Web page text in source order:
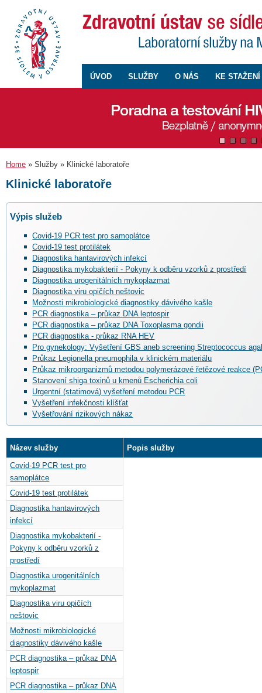
ÚVOD SLUŽBY O NÁS KE STAŽENÍ
Home » Služby » Klinické laboratoře
Klinické laboratoře
Výpis služeb
Covid-19 PCR test pro samoplátce
Covid-19 test protilátek
Diagnostika hantavirových infekcí
Diagnostika mykobakterií - Pokyny k odběru vzorků z prostředí
Diagnostika urogenitálních mykoplazmat
Diagnostika viru opičích neštovic
Možnosti mikrobiologické diagnostiky dávivého kašle
PCR diagnostika – průkaz DNA leptospir
PCR diagnostika – průkaz DNA Toxoplasma gondii
PCR diagnostika - průkaz RNA HEV
Pro gynekology: Vyšetření GBS aneb screening Streptococcus
Průkaz Legionella pneumophila v klinickém materiálu
Průkaz mikroorganizmů metodou polymerázové řetězové reakce
Stanovení shiga toxinů u kmenů Escherichia coli
Urgentní (statimová) vyšetření metodou PCR
Vyšetření infekčnosti klíšťat
Vyšetřování rizikových nákaz
Název služby
Popis služby
Covid-19 PCR test pro
samoplátce
Covid-19 test protilátek
Diagnostika hantavirových
infekcí
Diagnostika mykobakterií -
Pokyny k odběru vzorků z
prostředí
Diagnostika urogenitálních
mykoplazmat
Diagnostika viru opičích
neštovic
Možnosti mikrobiologické
diagnostiky dávivého kašle
PCR diagnostika – průkaz DNA
leptospir
PCR diagnostika – průkaz DNA